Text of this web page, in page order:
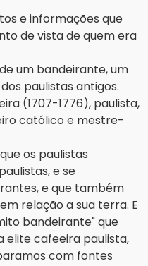
e informações que
de vista de quem era
um bandeirante, um
paulistas antigos.
(1707-1776), paulista,
católico e mestre-
os paulistas
e se
e que também
relação a sua terra. E
bandeirante" que
elite cafeeira paulista,
com fontes